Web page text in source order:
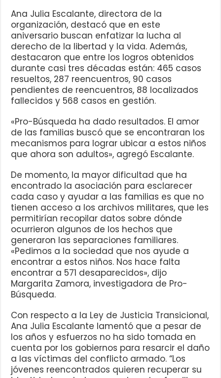
Ana Julia Escalante, directora de la
organización, destacó que en este
aniversario buscan enfatizar la lucha al
derecho de la libertad y la vida. Además,
destacaron que entre los logros obtenidos
durante casi tres décadas están: 465 casos
resueltos, 287 reencuentros, 90 casos
pendientes de reencuentros, 88 localizados
fallecidos y 568 casos en gestión.
«Pro-Búsqueda ha dado resultados. El amor
de las familias buscó que se encontraran los
mecanismos para lograr ubicar a estos niños
que ahora son adultos», agregó Escalante.
De momento, la mayor dificultad que ha
encontrado la asociación para esclarecer
cada caso y ayudar a las familias es que no
tienen acceso a los archivos militares, que les
permitirían recopilar datos sobre dónde
ocurrieron algunos de los hechos que
generaron las separaciones familiares.
«Pedimos a la sociedad que nos ayude a
encontrar a estos niños. Nos hace falta
encontrar a 571 desaparecidos», dijo
Margarita Zamora, investigadora de Pro-
Búsqueda.
Con respecto a la Ley de Justicia Transicional,
Ana Julia Escalante lamentó que a pesar de
los años y esfuerzos no ha sido tomada en
cuenta por los gobiernos para resarcir el daño
a las víctimas del conflicto armado. “Los
jóvenes reencontrados quieren recuperar su